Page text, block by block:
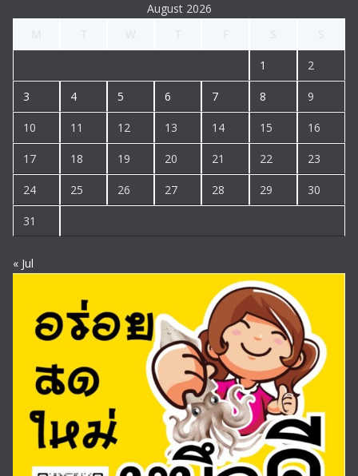
August 2026
1 2
3 4 5 6 7 8 9
10 11 12 13 14 15 16
17 18 19 20 21 22 23
24 25 26 27 28 29 30
31
« Jul